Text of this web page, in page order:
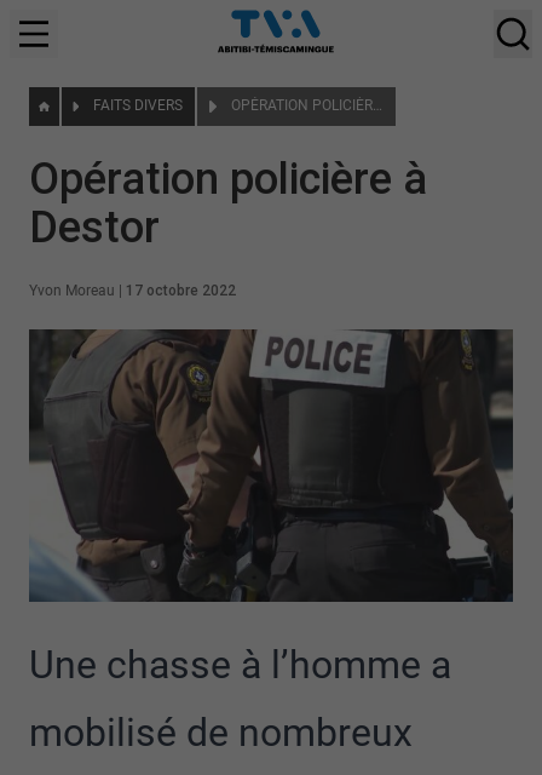
FAITS DIVERS OPÉRATION POLICIÈRE À DESTOR
Opération policière à
Destor
Yvon Moreau 17 octobre 2022
Une chasse à l’homme a
mobilisé de nombreux